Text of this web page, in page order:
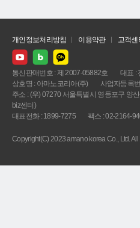
개인정보처리방침 이용약관 고객센
통신판매번호 : 제 2007-05882호
대표 :
상호명 : 아마노코리아(주)
사업자등록
주소 : (우) 07270 서울특별시 영등포구 양
biz센터)
대표전화 : 1899-7275
팩스 : 02-2164-
Copyright(C) 2023 amano korea Co., Ltd.